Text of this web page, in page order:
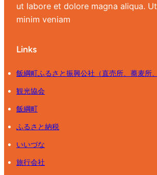
ピ
イ
ut labore et dolore magna aliqua.
minim veniam
Links
飯綱町ふるさと振興公社（直売所、蕎麦所
観光協会
飯綱町
ふるさと納税
いいづな
旅行会社